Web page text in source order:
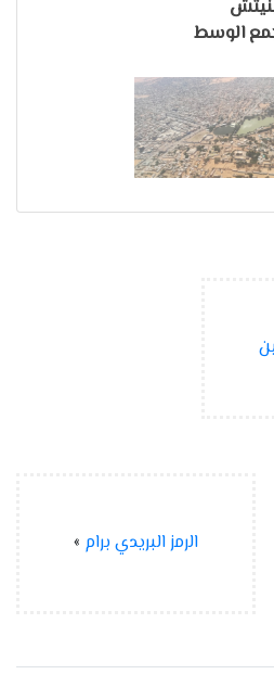
الوسط
الرمز البريدي برام »